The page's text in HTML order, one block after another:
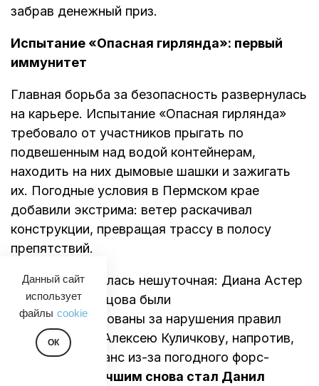
Данный сайт
использует
файлы cookie
ОК
забрав денежный приз.
Испытание «Опасная гирлянда»: первый
иммунитет
Главная борьба за безопасность развернулась
на карьере. Испытание «Опасная гирлянда»
требовало от участников прыгать по
подвешенным над водой контейнерам,
находить на них дымовые шашки и зажигать
их. Погодные условия в Пермском крае
добавили экстрима: ветер раскачивал
конструкции, превращая трассу в полосу
препятствий.
Драма разыгралась нешуточная: Диана Астер
и Николь Кузнецова были
дисквалифицированы за нарушения правил
прохождения. Алексею Куличкову, напротив,
дали второй шанс из-за погодного форс-
лучшим снова стал Данил